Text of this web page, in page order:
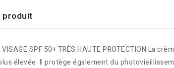
produit
VISAGE SPF 50+ TRÈS HAUTE PROTECTION
élevée. Il protège également du